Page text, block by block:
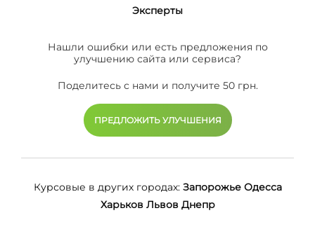
Эксперты
Нашли ошибки или есть предложения по
улучшению сайта или сервиса?
Поделитесь с нами и получите 50 грн.
ПРЕДЛОЖИТЬ УЛУЧШЕНИЯ
Курсовые в других городах: Запорожье Одесса
Харьков Львов Днепр